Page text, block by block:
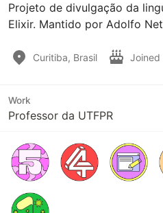
Projeto de divulgação da
Elixir. Mantido por Adolfo
Curitiba, Brasil Joined
Work
Professor da UTFPR